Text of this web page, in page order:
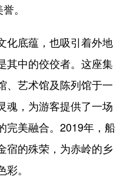
。
底蕴，也吸引着外地
其中的佼佼者。这座集
、艺术馆及陈列馆于一
魂，为游客提供了一场
完美融合。2019年，船
宿的殊荣，为赤岭的乡
。